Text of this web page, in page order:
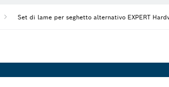
Set di lame per seghetto alternativo EXPERT